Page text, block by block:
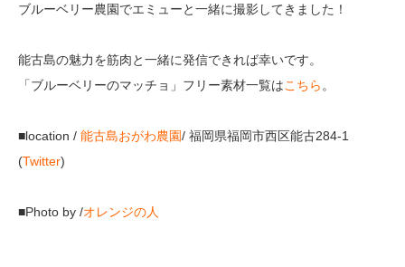
ブルーベリー農園でエミューと一緒に撮影してきました！
能古島の魅力を筋肉と一緒に発信できれば幸いです。
「ブルーベリーのマッチョ」フリー素材一覧はこちら 。
■location / 能古島おがわ農園/ 福岡県福岡市西区能古284-1
(Twitter)
■Photo by /オレンジの人